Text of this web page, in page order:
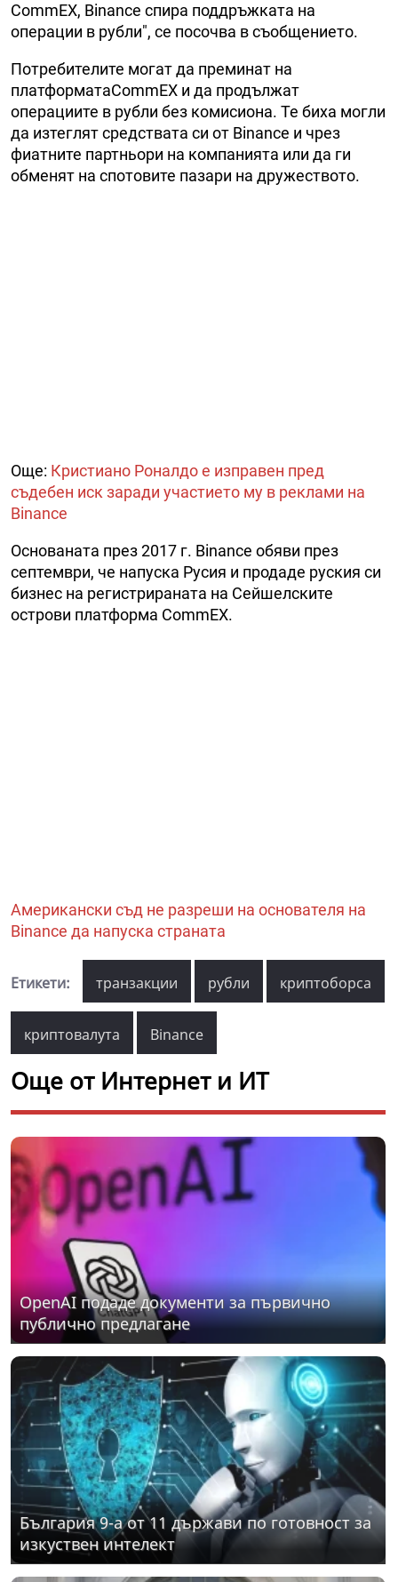
CommEX, Binance спира поддръжката на
операции в рубли", се посочва в съобщението.
Потребителите могат да преминат на
платформатаCommEX и да продължат
операциите в рубли без комисиона. Те биха могли
да изтеглят средствата си от Binance и чрез
фиатните партньори на компанията или да ги
обменят на спотовите пазари на дружеството.
Още: Кристиано Роналдо е изправен пред
съдебен иск заради участието му в реклами на
Binance
Основаната през 2017 г. Binance обяви през
септември, че напуска Русия и продаде руския си
бизнес на регистрираната на Сейшелските
острови платформа CommEX.
Американски съд не разреши на основателя на
Binance да напуска страната
Етикети: транзакции рубли криптоборса
криптовалута Binance
Още от Интернет и ИТ
OpenAI подаде документи за първично
публично предлагане
България 9-а от 11 държави по готовност за
изкуствен интелект